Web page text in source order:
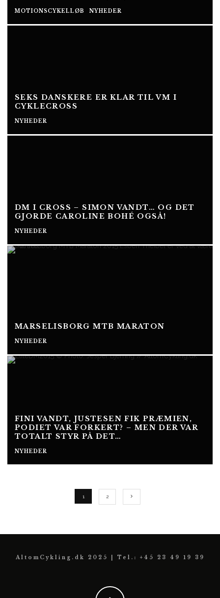
MOTIONSCYKELLØB NYHEDER
SEKS DANSKERE ER KLAR TIL VM I
CYKLECROSS
NYHEDER
DM I CROSS – SIMON VANDT… OG DET
GJORDE CAROLINE BOHÉ OGSÅ!
NYHEDER
MARSELISBORG MTB MARATON
NYHEDER
FINI VANDT, JUSTESEN FIK PRÆMIEN,
PODIET VAR FORKERT? – MEN DER VAR
TOTALT STYR PÅ DET…
NYHEDER
1 2
AltomCykling.dk 2025 | Tel.: +45 23 49 19 39